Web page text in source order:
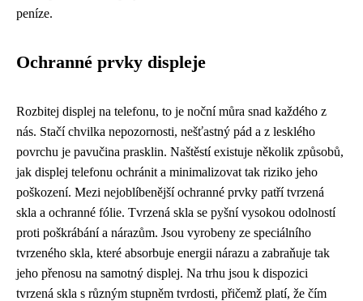
peníze.
Ochranné prvky displeje
Rozbitej displej na telefonu, to je noční můra snad každého z
nás. Stačí chvilka nepozornosti, nešťastný pád a z lesklého
povrchu je pavučina prasklin. Naštěstí existuje několik způsobů,
jak displej telefonu ochránit a minimalizovat tak riziko jeho
poškození. Mezi nejoblíbenější ochranné prvky patří tvrzená
skla a ochranné fólie. Tvrzená skla se pyšní vysokou odolností
proti poškrábání a nárazům. Jsou vyrobeny ze speciálního
tvrzeného skla, které absorbuje energii nárazu a zabraňuje tak
jeho přenosu na samotný displej. Na trhu jsou k dispozici
tvrzená skla s různým stupněm tvrdosti, přičemž platí, že čím